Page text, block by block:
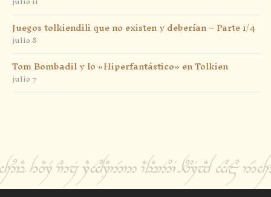
Juegos tolkiendili que no existen y deberían – Parte 1/4
julio 8
Tom Bombadil y lo «Hiperfantástico» en Tolkien
julio 7